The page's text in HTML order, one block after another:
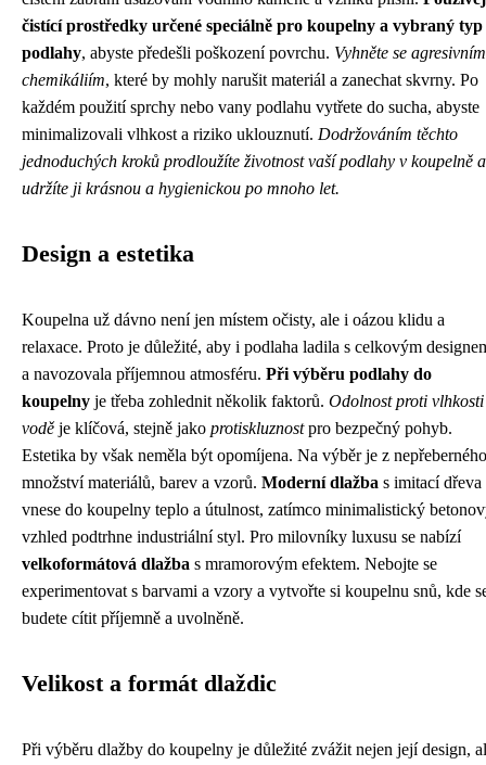
čistící prostředky určené speciálně pro koupelny a vybraný typ
podlahy, abyste předešli poškození povrchu. Vyhněte se agresivním
chemikáliím, které by mohly narušit materiál a zanechat skvrny. Po
každém použití sprchy nebo vany podlahu vytřete do sucha, abyste
minimalizovali vlhkost a riziko uklouznutí. Dodržováním těchto
jednoduchých kroků prodloužíte životnost vaší podlahy v koupelně a
udržíte ji krásnou a hygienickou po mnoho let.
Design a estetika
Koupelna už dávno není jen místem očisty, ale i oázou klidu a
relaxace. Proto je důležité, aby i podlaha ladila s celkovým
a navozovala příjemnou atmosféru. Při výběru podlahy do
koupelny je třeba zohlednit několik faktorů. Odolnost proti
vodě je klíčová, stejně jako protiskluznostpro bezpečný pohyb.
Estetika by však neměla být opomíjena. Na výběr je z nepřeberného
množství materiálů, barev a vzorů. Moderní dlažba s imitací dřeva
vnese do koupelny teplo a útulnost, zatímco minimalistický
vzhled podtrhne industriální styl. Pro milovníky luxusu se nabízí
velkoformátová dlažba s mramorovým efektem. Nebojte se
experimentovat s barvami a vzory a vytvořte si koupelnu snů, kde
budete cítit příjemně a uvolněně.
Velikost a formát dlaždic
Při výběru dlažby do koupelny je důležité zvážit nejen její design,